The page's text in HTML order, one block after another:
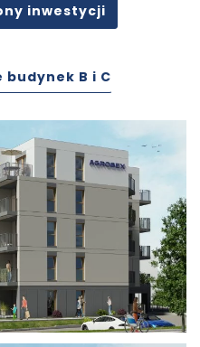
inwestycji
B i C